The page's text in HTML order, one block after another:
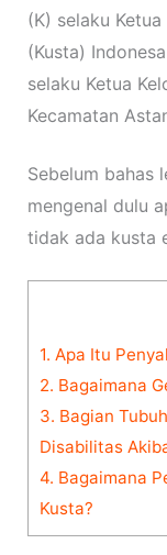
(K) selaku
(Kusta)
selaku Ketua
Kecamatan
Sebelum bahas
mengenal dulu
tidak ada kusta
1. Apa Itu
2. Bagaimana
3. Bagian
Disabilitas
4. Bagaimana
Kusta?